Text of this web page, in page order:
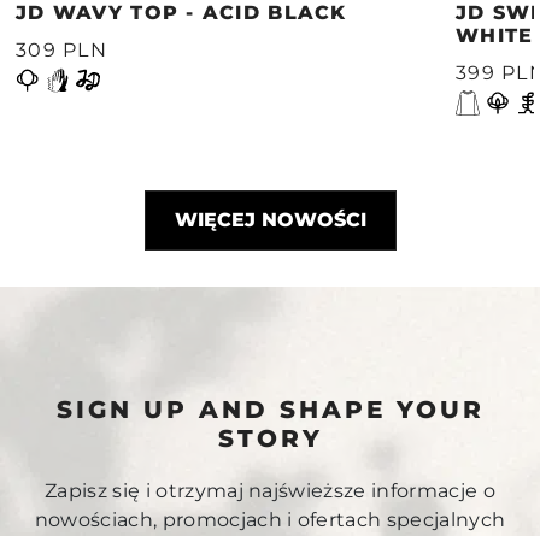
JD WAVY TOP - ACID BLACK
309 PLN
JD
WHITE
399
WIĘCEJ NOWOŚCI
SIGN UP AND SHAPE YOUR
STORY
Zapisz się i otrzymaj najświeższe informacje o
nowościach, promocjach i ofertach specjalnych